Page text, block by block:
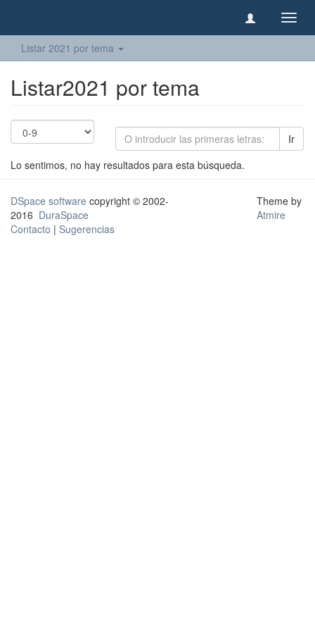
Listar 2021 por tema
Listar2021 por tema
Ir
Lo sentimos, no hay resultados para esta búsqueda.
DSpace software copyright © 2002-
2016 DuraSpace
Contacto | Sugerencias
Theme by
Atmire